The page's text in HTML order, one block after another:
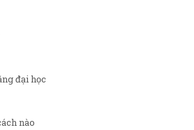
đại học
nào